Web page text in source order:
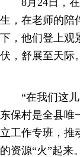
8月24日，在
生，在老师的陪
下，他们登上
伏，舒展至天际。
“在我们这儿
东保村是全县唯
立工作专班，推
的资源“火”起来。